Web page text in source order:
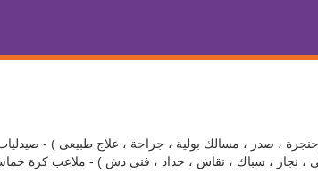
، صدر ، مسالك بولية ، جراحة ، علاج طبيعى ) -
، سباك ، نقاش ، حداد ، فنى دش ) - ملاعب كرة خماسى